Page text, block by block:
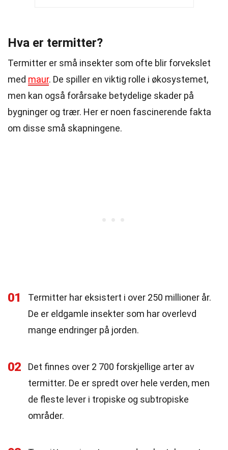
Hva er termitter?
Termitter er små insekter som ofte blir forvekslet
med maur. De spiller en viktig rolle i økosystemet,
men kan også forårsake betydelige skader på
bygninger og trær. Her er noen fascinerende fakta
om disse små skapningene.
01
Termitter har eksistert i over 250 millioner år.
De er eldgamle insekter som har overlevd
mange endringer på jorden.
02
Det finnes over 2 700 forskjellige arter av
termitter. De er spredt over hele verden, men
de fleste lever i tropiske og subtropiske
områder.